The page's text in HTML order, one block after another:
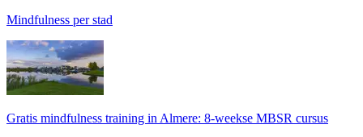
Mindfulness per stad
Gratis mindfulness training in Almere: 8-weekse MBSR cursus